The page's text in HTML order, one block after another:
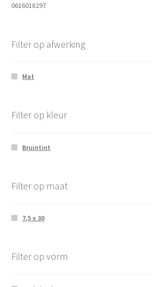
0616018297
Filter op afwerking
Mat
Filter op kleur
Bruintint
Filter op maat
7,5 x 30
Filter op vorm